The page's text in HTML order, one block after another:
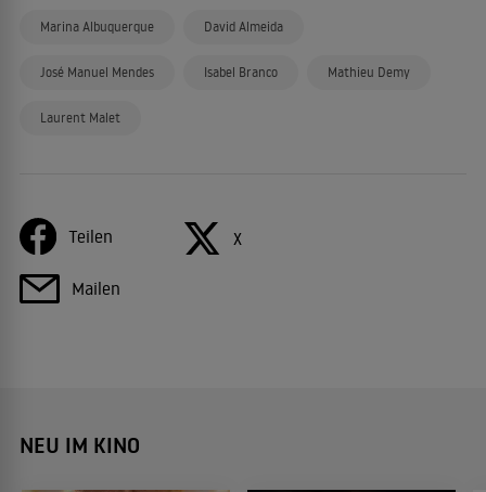
Marina Albuquerque David Almeida
José Manuel Mendes Isabel Branco Mathieu Demy
Laurent Malet
Teilen X
Mailen
NEU IM KINO